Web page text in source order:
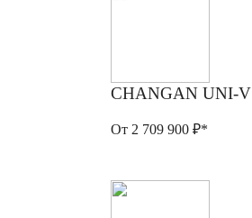
CHANGAN UNI-V
От 2 709 900 ₽*